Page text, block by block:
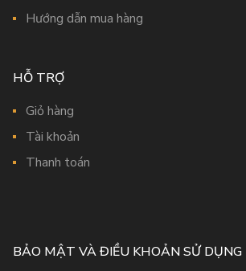
Hướng dẫn mua hàng
HỖ TRỢ
Giỏ hàng
Tài khoản
Thanh toán
BẢO MẬT VÀ ĐIỀU KHOẢN SỬ DỤNG